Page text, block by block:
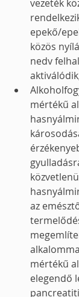
vezeték
epekő/
közös
nedv
mértékű
az
mértékű
elegendő